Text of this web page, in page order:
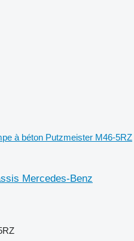
à béton Putzmeister M46-5RZ
Mercedes-Benz